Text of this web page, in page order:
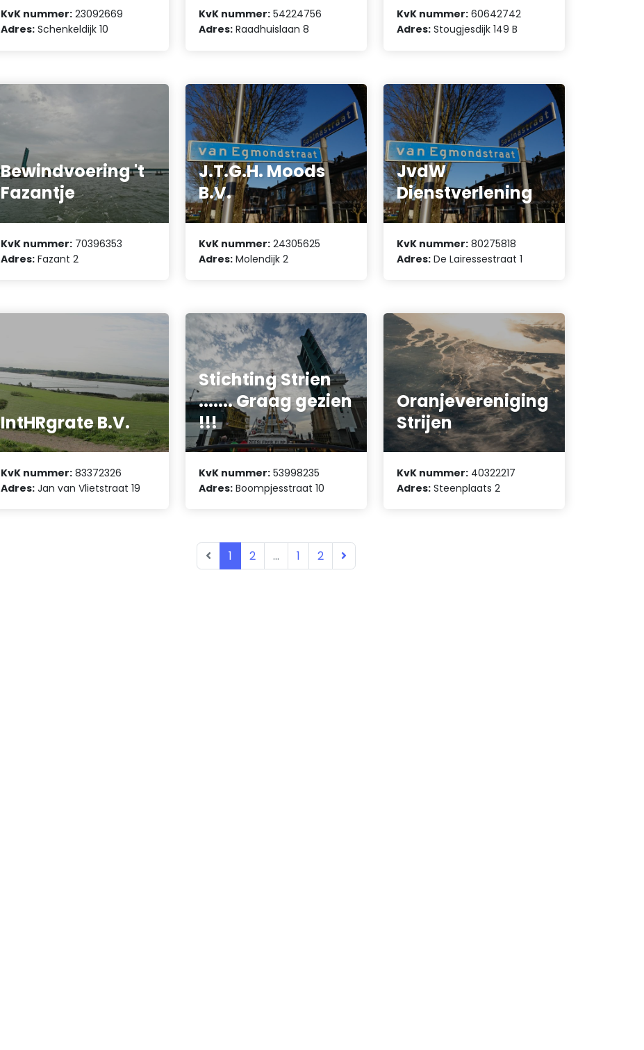
KvK nummer: 23092669
Adres: Schenkeldijk 10
KvK nummer: 54224756
Adres: Raadhuislaan 8
KvK nummer: 60642742
Adres: Stougjesdijk 149 B
Bewindvoering 't
Fazantje
KvK nummer: 70396353
Adres: Fazant 2
J.T.G.H. Moods
B.V.
KvK nummer: 24305625
Adres: Molendijk 2
JvdW
Dienstverlening
KvK nummer: 80275818
Adres: De Lairessestraat 1
IntHRgrate B.V.
KvK nummer: 83372326
Adres: Jan van Vlietstraat 19
Stichting Strien
....... Graag gezien
!!!
KvK nummer: 53998235
Adres: Boompjesstraat 10
Oranjevereniging
Strijen
KvK nummer: 40322217
Adres: Steenplaats 2
1 2 ... 1 2